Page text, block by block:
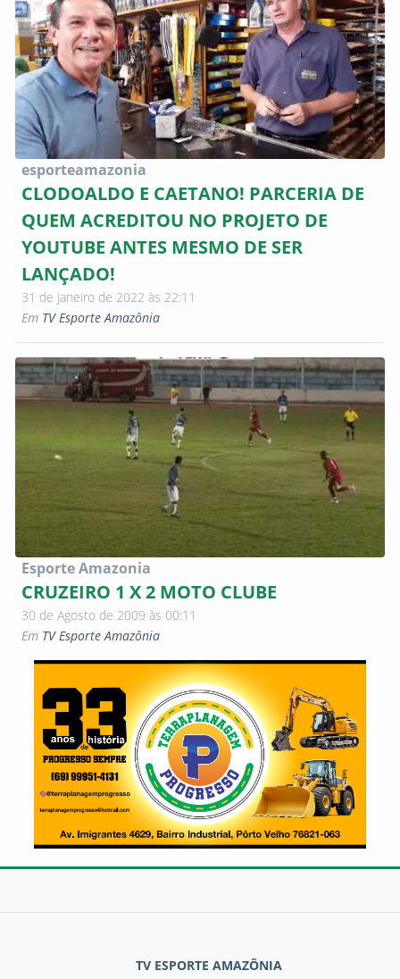
esporteamazonia
CLODOALDO E CAETANO! PARCERIA DE
QUEM ACREDITOU NO PROJETO DE
YOUTUBE ANTES MESMO DE SER
LANÇADO!
31 de Janeiro de 2022 às 22:11
Em TV Esporte Amazônia
Esporte Amazonia
CRUZEIRO 1 X 2 MOTO CLUBE
30 de Agosto de 2009 às 00:11
Em TV Esporte Amazônia
TV ESPORTE AMAZÔNIA